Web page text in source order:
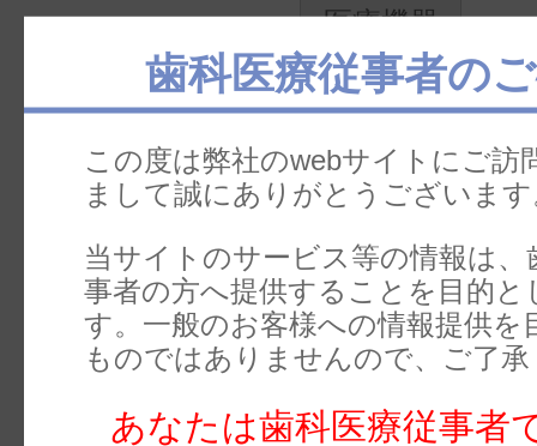
歯科医療従事者の
この度は弊社のwebサイトにご訪
まして誠にありがとうございま
当サイトのサービス等の情報は、
事者の方へ提供することを目的と
す。一般のお客様への情報提供を
ものではありませんので、ご了
あなたは歯科医療従事者
医療機器
承認/認証/
届出番号
医療機器
一
製造販売
業者
株